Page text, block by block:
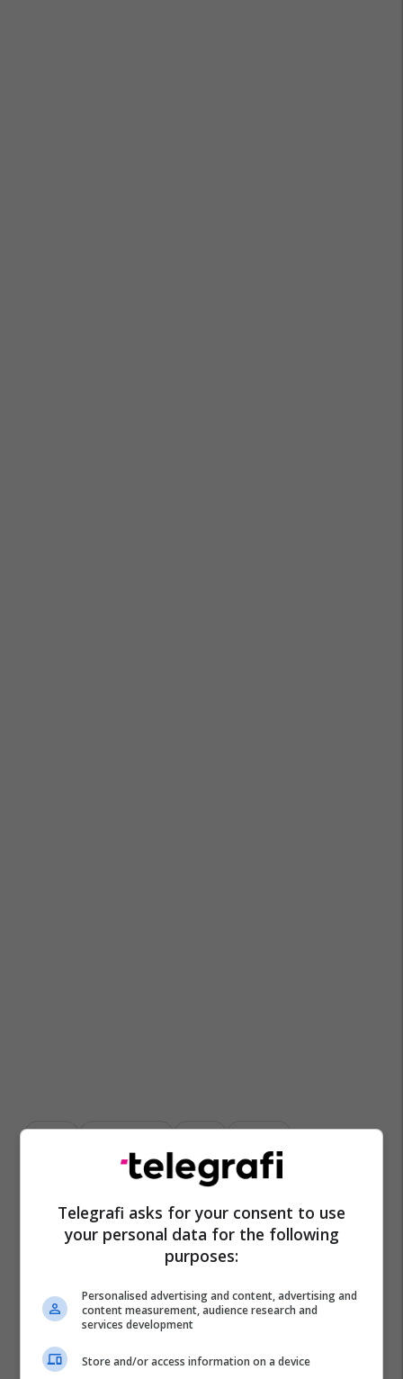
Gjilan Alban Hyseni Alpet
Alpinist
Agim Ramadani
Katana
Rajoni I Gjilanit
Telegrafi asks for your consent to use
your personal data for the following
purposes:
Personalised advertising and content, advertising and
content measurement, audience research and
services development
Store and/or access information on a device